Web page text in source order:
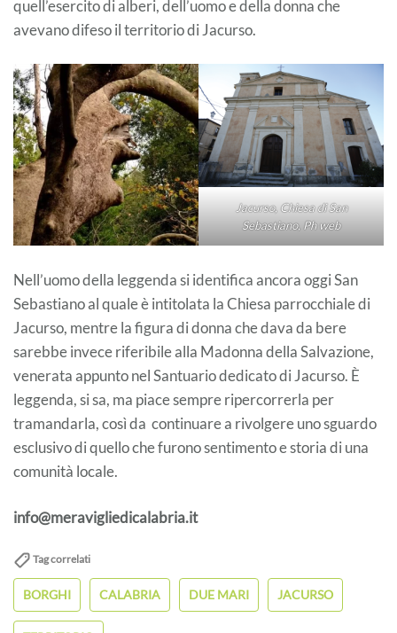
quell’esercito di alberi, dell’uomo e della donna che
avevano difeso il territorio di Jacurso.
Jacurso, Chiesa di San
Sebastiano, Ph web
Nell’uomo della leggenda si identifica ancora oggi San
Sebastiano al quale è intitolata la Chiesa parrocchiale di
Jacurso, mentre la figura di donna che dava da bere
sarebbe invece riferibile alla Madonna della Salvazione,
venerata appunto nel Santuario dedicato di Jacurso. È
leggenda, si sa, ma piace sempre ripercorrerla per
tramandarla, così da continuare a rivolgere uno sguardo
esclusivo di quello che furono sentimento e storia di una
comunità locale.
info@meravigliedicalabria.it
Tag correlati
BORGHI CALABRIA DUE MARI JACURSO